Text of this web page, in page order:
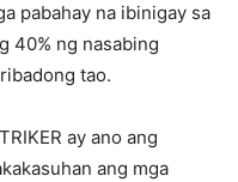
pabahay na ibinigay sa
40% ng nasabing
tao.
ay ano ang
ang mga